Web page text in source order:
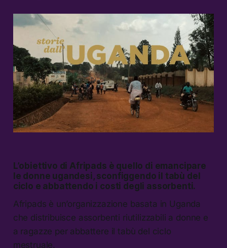
L’obiettivo di Afripads è quello di emancipare
le donne ugandesi, sconfiggendo il tabù del
ciclo e abbattendo i costi degli assorbenti.
Afripads è un’organizzazione basata in Uganda
che distribuisce assorbenti riutilizzabili a donne e
a ragazze per abbattere il tabù del ciclo
mestruale.